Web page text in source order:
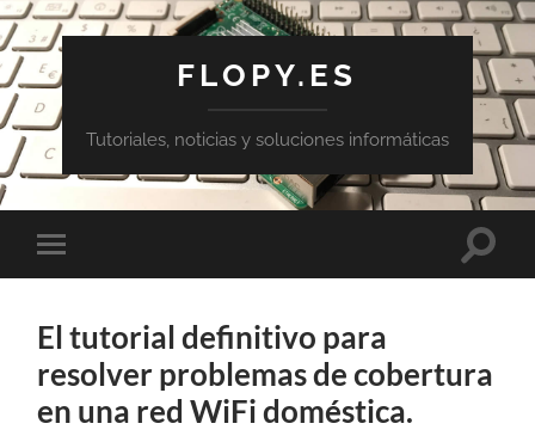
FLOPY.ES
Tutoriales, noticias y soluciones informáticas
Alternar
el
móvil
El tutorial definitivo para
resolver problemas de cobertura
en una red WiFi doméstica.